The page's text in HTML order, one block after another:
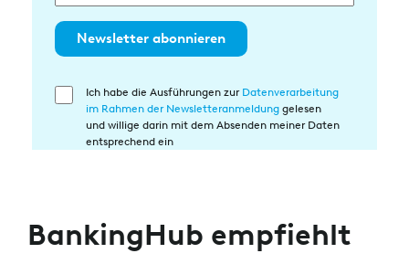
Newsletter abonnieren
Einwilligung
Ich habe die Ausführungen zur Datenverarbeitung
im Rahmen der Newsletteranmeldung gelesen
und willige darin mit dem Absenden meiner Daten
entsprechend ein
BankingHub empfiehlt